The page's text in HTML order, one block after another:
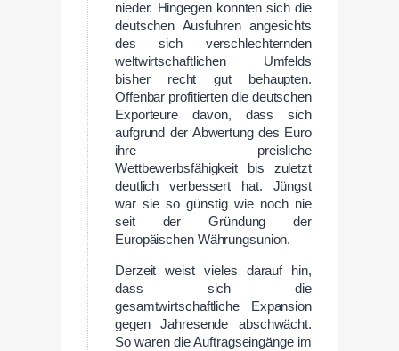
nieder. Hingegen konnten sich die
deutschen Ausfuhren angesichts
des sich verschlechternden
weltwirtschaftlichen Umfelds
bisher recht gut behaupten.
Offenbar profitierten die deutschen
Exporteure davon, dass sich
aufgrund der Abwertung des Euro
ihre preisliche
Wettbewerbsfähigkeit bis zuletzt
deutlich verbessert hat. Jüngst
war sie so günstig wie noch nie
seit der Gründung der
Europäischen Währungsunion.
Derzeit weist vieles darauf hin,
dass sich die
gesamtwirtschaftliche Expansion
gegen Jahresende abschwächt.
So waren die Auftragseingänge im